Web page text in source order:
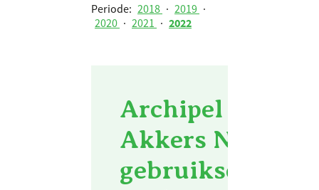
Periode: 2018 · 2019 ·
2020 · 2021 · 2022
Archipel
Akkers Nuenen